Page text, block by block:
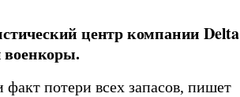
центр компании Delta
военкоры.
потери всех запасов, пишет